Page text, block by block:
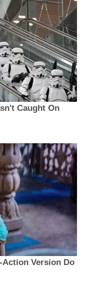
Caught On
Version Do